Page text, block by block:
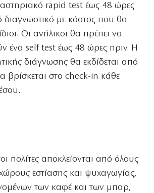
rapid test έως 48 ώρες
διαγνωστικό με κόστος που θα
Οι ανήλικοι θα πρέπει να
ένα self test έως 48 ώρες πριν. Η
διάγνωσης θα εκδίδεται από
βρίσκεται στο check-in κάθε
πολίτες αποκλείονται από όλους
εστίασης και ψυχαγωγίας,
των καφέ και των μπαρ,